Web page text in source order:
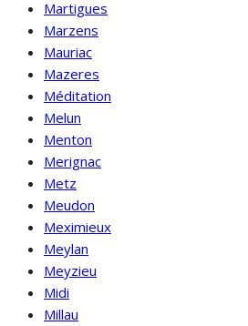
Martigues
Marzens
Mauriac
Mazeres
Méditation
Melun
Menton
Merignac
Metz
Meudon
Meximieux
Meylan
Meyzieu
Midi
Millau